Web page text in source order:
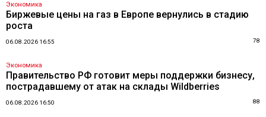
Экономика
Биржевые цены на газ в Европе вернулись в стадию
роста
06.08.2026 16:55 78
Экономика
Правительство РФ готовит меры поддержки бизнесу,
пострадавшему от атак на склады Wildberries
06.08.2026 16:50 88